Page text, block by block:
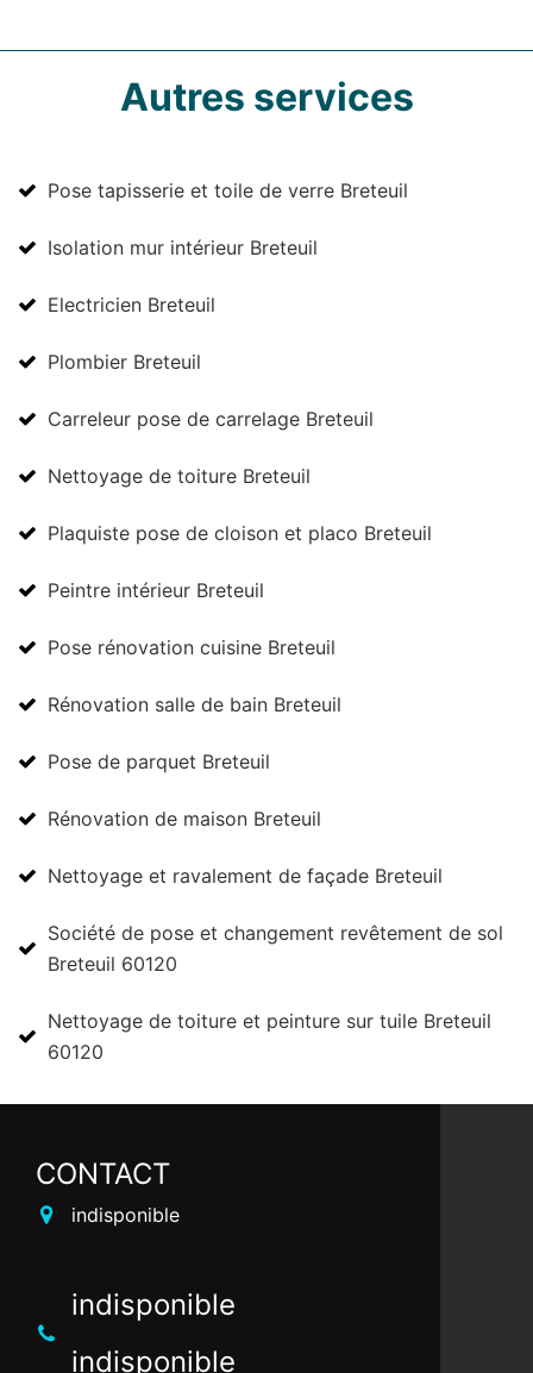
Autres services
Pose tapisserie et toile de verre Breteuil
Isolation mur intérieur Breteuil
Electricien Breteuil
Plombier Breteuil
Carreleur pose de carrelage Breteuil
Nettoyage de toiture Breteuil
Plaquiste pose de cloison et placo Breteuil
Peintre intérieur Breteuil
Pose rénovation cuisine Breteuil
Rénovation salle de bain Breteuil
Pose de parquet Breteuil
Rénovation de maison Breteuil
Nettoyage et ravalement de façade Breteuil
Société de pose et changement revêtement de sol
Breteuil 60120
Nettoyage de toiture et peinture sur tuile Breteuil
60120
CONTACT
indisponible
indisponible
indisponible